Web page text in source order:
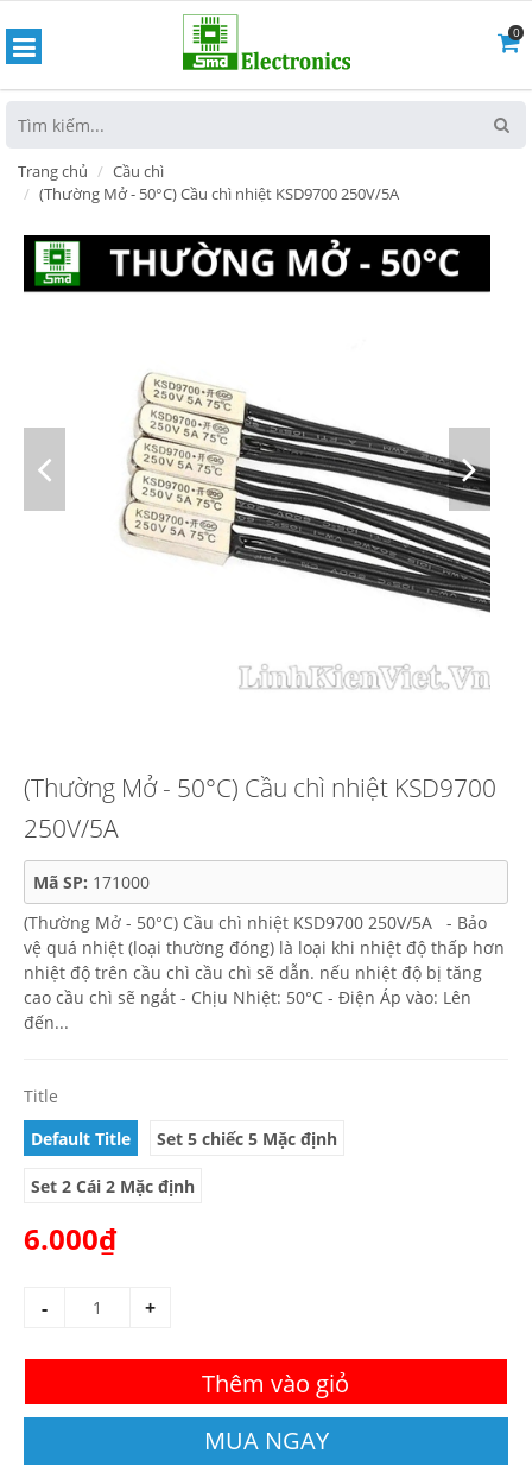
0
Trang chủ
Cầu chì
(Thường Mở - 50°C) Cầu chì nhiệt KSD9700 250V/5A
(Thường Mở - 50°C) Cầu chì nhiệt KSD9700
250V/5A
Mã SP: 171000
(Thường Mở - 50°C) Cầu chì nhiệt KSD9700 250V/5A - Bảo
vệ quá nhiệt (loại thường đóng) là loại khi nhiệt độ thấp hơn
nhiệt độ trên cầu chì cầu chì sẽ dẫn. nếu nhiệt độ bị tăng
cao cầu chì sẽ ngắt - Chịu Nhiệt: 50°C - Điện Áp vào: Lên
đến...
Title
Default Title
Set 5 chiếc 5 Mặc định
Set 2 Cái 2 Mặc định
6.000₫
- +
Thêm vào giỏ
MUA NGAY